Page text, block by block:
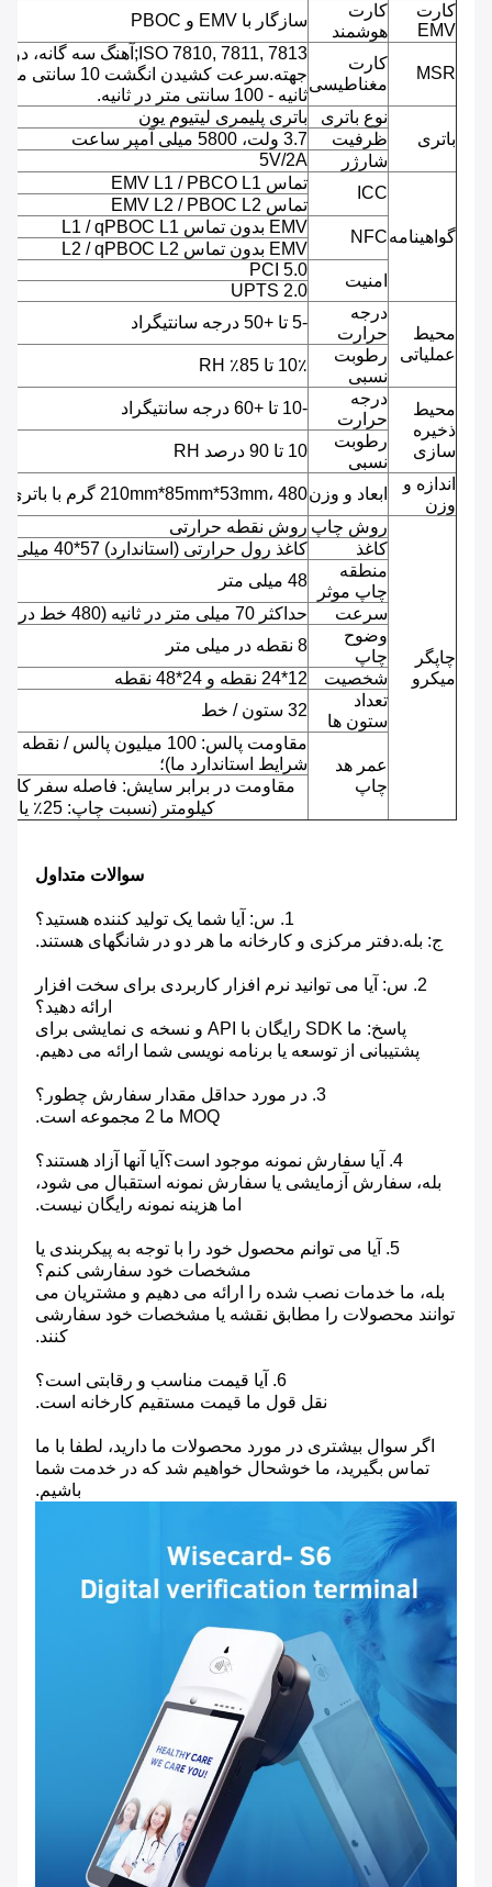
کارت
EMV
کارت
هوشمند
سازگار با EMV و PBOC
MSR
کارت
مغناطیسی
ISO 7810, 7811, 7813;آهنگ سه گانه، دو
جهته.سرعت کشیدن انگشت 10
ثانیه - 100 سانتی متر در ثانیه.
باتری
نوع باتری
باتری پلیمری لیتیوم یون
ظرفیت
3.7 ولت، 5800 میلی آمپر ساعت
شارژر
5V/2A
گواهینامه
ICC
تماس EMV L1 / PBCO L1
تماس EMV L2 / PBOC L2
NFC
EMV بدون تماس L1 / qPBOC L1
EMV بدون تماس L2 / qPBOC L2
امنیت
PCI 5.0
UPTS 2.0
محیط
عملیاتی
درجه
حرارت
-5 تا +50 درجه سانتیگراد
رطوبت
نسبی
10٪ تا 85٪ RH
محیط
ذخیره
سازی
درجه
حرارت
-10 تا +60 درجه سانتیگراد
رطوبت
نسبی
10 تا 90 درصد RH
اندازه و
وزن
ابعاد و وزن210mm*85mm*53mm، 480 گرم با باتری
چاپگر
میکرو
روش چاپ روش نقطه حرارتی
کاغذ
کاغذ رول حرارتی (استاندارد) 57*40 میلی متر
منطقه
چاپ موثر
48 میلی متر
سرعت
حداکثر 70 میلی متر در ثانیه (480 خط در ثانیه)
وضوح
چاپ
8 نقطه در میلی متر
شخصیت
12*24 نقطه و 24*48 نقطه
تعداد
ستون ها
32 ستون / خط
عمر هد
چاپ
مقاومت پالس: 100 میلیون پالس /
شرایط استاندارد ما)؛
کیلومتر (نسبت چاپ: 25٪ یا کمتر)
سوالات متداول
1. س: آیا شما یک تولید کننده هستید؟
ج: بله.دفتر مرکزی و کارخانه ما هر دو در شانگهای هستند.
2. س: آیا می توانید نرم افزار کاربردی برای سخت افزار
ارائه دهید؟
پاسخ: ما SDK رایگان با API و نسخه ی نمایشی برای
پشتیبانی از توسعه یا برنامه نویسی شما ارائه می دهیم.
3. در مورد حداقل مقدار سفارش چطور؟
MOQ ما 2 مجموعه است.
4. آیا سفارش نمونه موجود است؟آیا آنها آزاد هستند؟
بله، سفارش آزمایشی یا سفارش نمونه استقبال می شود،
اما هزینه نمونه رایگان نیست.
5. آیا می توانم محصول خود را با توجه به پیکربندی یا
مشخصات خود سفارشی کنم؟
بله، ما خدمات نصب شده را ارائه می دهیم و مشتریان می
توانند محصولات را مطابق نقشه یا مشخصات خود سفارشی
کنند.
6. آیا قیمت مناسب و رقابتی است؟
نقل قول ما قیمت مستقیم کارخانه است.
اگر سوال بیشتری در مورد محصولات ما دارید، لطفا با ما
تماس بگیرید، ما خوشحال خواهیم شد که در خدمت شما
باشیم.